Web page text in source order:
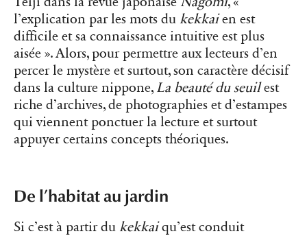
l’explication par les mots du kekkaien est
difficile et sa connaissance intuitive est plus
aisée ». Alors, pour permettre aux lecteurs d’en
percer le mystère et surtout, son caractère décisif
dans la culture nippone, La beauté du seuilest
riche d’archives, de photographies et d’estampes
qui viennent ponctuer la lecture et surtout
appuyer certains concepts théoriques.
De l’habitat au jardin
Si c’est à partir du kekkaiqu’est conduit